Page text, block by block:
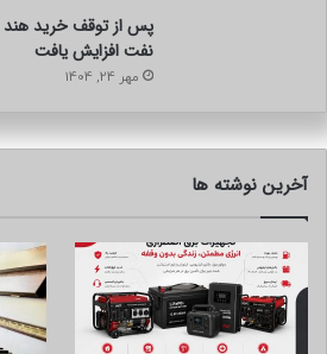
پس از توقف خرید هند
نفت افزایش یافت
مهر 24, 1404
آخرین نوشته ها